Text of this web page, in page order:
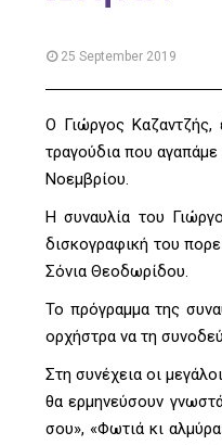
25 September 2019
O Γιώργος Καζαντζής,
τραγούδια που
Νοεμβρίου.
Η συναυλία του
δισκογραφική του
Σόνια Θεοδωρίδου.
Το πρόγραμμα της
ορχήστρα να τη
Στη συνέχεια οι
θα ερμηνεύσουν
σου», «Φωτιά κι